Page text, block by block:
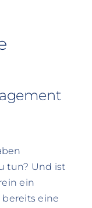
tun? Und ist
ein
eine